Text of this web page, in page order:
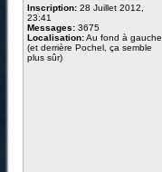
Inscription: 28 Juillet 2012,
23:41
Messages: 3675
Localisation:Au fond à gauche
(et derrière Pochel, ça semble
plus sûr)